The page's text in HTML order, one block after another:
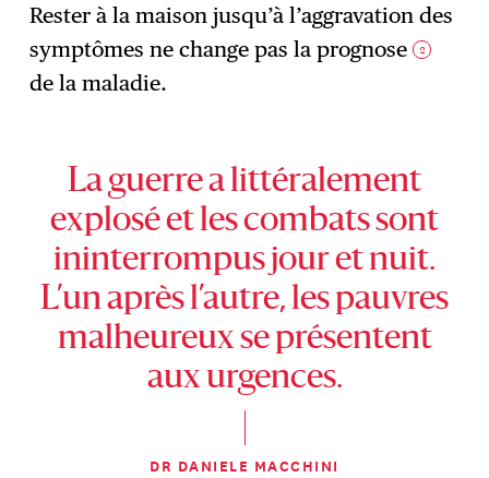
Rester à la maison jusqu’à l’aggravation des
symptômes ne change pas la prognose 2
de la maladie.
La guerre a littéralement
explosé et les combats sont
ininterrompus jour et nuit.
L’un après l’autre, les pauvres
malheureux se présentent
aux urgences.
DR DANIELE MACCHINI